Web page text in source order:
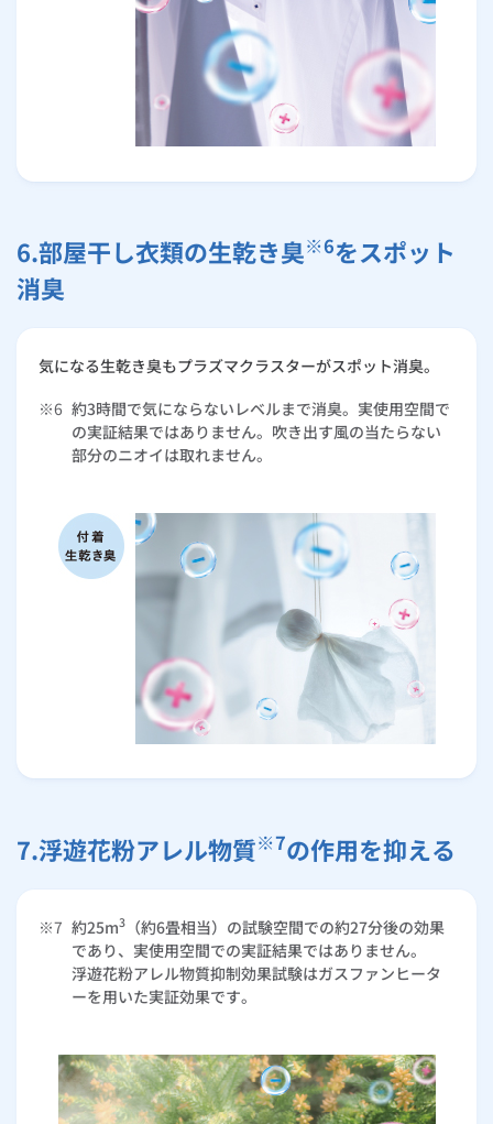
6.部屋干し衣類の生乾き臭※6をスポット
消臭
気になる生乾き臭もプラズマクラスターがスポット消臭。
※6 約3時間で気にならないレベルまで消臭。実使用空間で
の実証結果ではありません。吹き出す風の当たらない
部分のニオイは取れません。
7.浮遊花粉アレル物質※7の作用を抑える
※7 約25m3 （約6畳相当）の試験空間での約27分後の効果
であり、実使用空間での実証結果ではありません。
浮遊花粉アレル物質抑制効果試験はガスファンヒータ
ーを用いた実証効果です。